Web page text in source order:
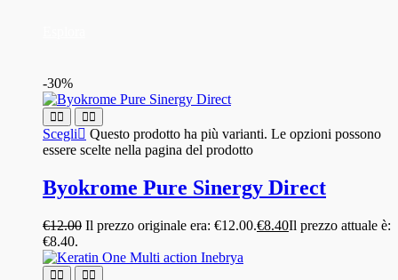
-30%
Scegli
Questo prodotto ha più varianti. Le opzioni possono
essere scelte nella pagina del prodotto
Byokrome Pure Sinergy Direct
€12.00 Il prezzo originale era: €12.00.€8.40Il prezzo attuale è:
€8.40.